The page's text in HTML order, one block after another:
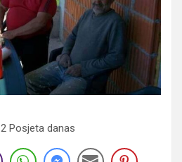
2 Posjeta danas